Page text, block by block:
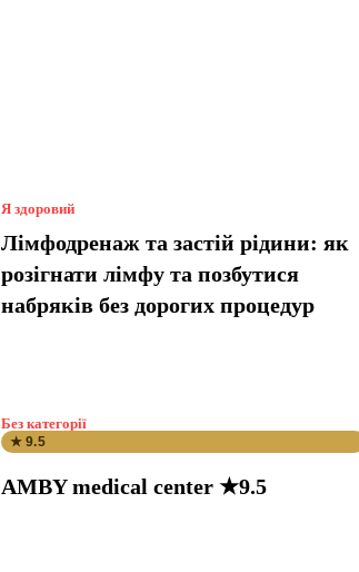
Я здоровий
Лімфодренаж та застій рідини: як
розігнати лімфу та позбутися
набряків без дорогих процедур
Без категорії
★ 9.5
AMBY medical center ★9.5